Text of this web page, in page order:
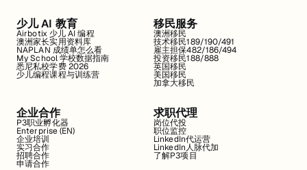
少儿 AI 教育
Airbotix 少儿 AI 编程
澳洲家长实用资料库
NAPLAN 成绩单怎么看
My School 学校数据指南
悉尼私校学费 2026
少儿编程课程与训练营
移民服务
澳洲移民
技术移民189/190/491
雇主担保482/186/494
投资移民188/888
英国移民
美国移民
加拿大移民
企业合作
P3职业孵化器
Enterprise (EN)
企业培训
实习合作
招聘合作
申请合作
求职代理
岗位代投
职位监控
LinkedIn代运营
LinkedIn人脉代加
了解P3项目